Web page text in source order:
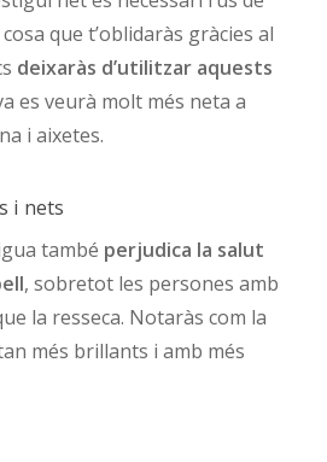
cosa que t’oblidaràs gràcies al
deixaràs d’utilitzar aquests
es veurà molt més neta a
i aixetes.
i nets
també perjudica la salut
, sobretot les persones amb
la resseca. Notaràs com la
més brillants i amb més